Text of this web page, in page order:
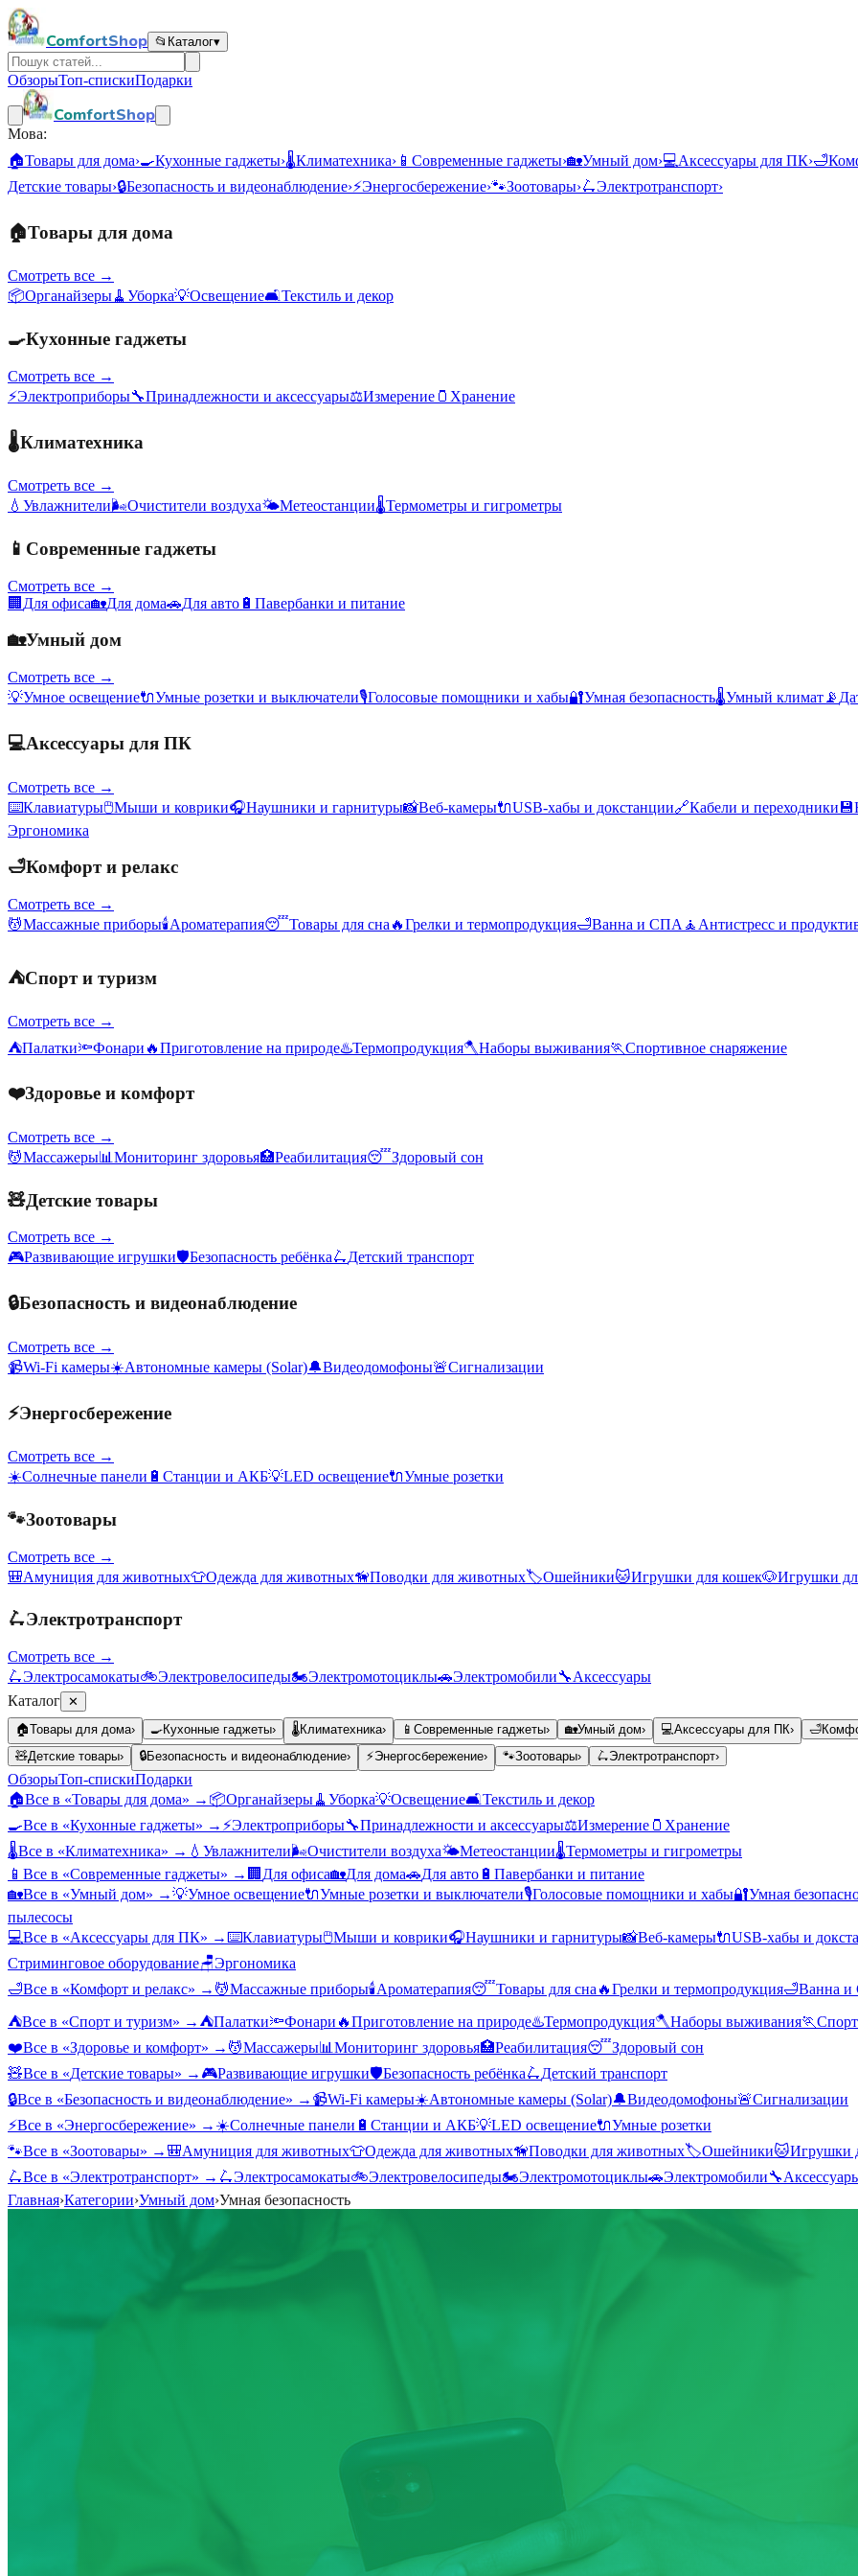
ComfortShop 📂 Каталог▾
ОбзорыТоп-спискиПодарки
ComfortShop
Мова:
🏠Товары для дома›🍳Кухонные гаджеты›🌡️Климатехника› 📱 Современные гаджеты›🏡Умный дом›💻Аксессуары для ПК›🛁
Детские товары›🔒Безопасность и видеонаблюдение›⚡Энергосбережение›🐾Зоотовары›🛴Электротранспорт›
🏠Товары для дома
Смотреть все →
📦Органайзеры🧹 Уборка💡Освещение🛋️Текстиль и декор
🍳Кухонные гаджеты
Смотреть все →
⚡Электроприборы🔧Принадлежности и аксессуары⚖️Измерение 🫙 Хранение
🌡️Климатехника
Смотреть все →
💧 Увлажнители🌬️Очистители воздуха🌤️Метеостанции🌡️Термометры и гигрометры
📱 Современные гаджеты
Смотреть все →
🏢 Для офиса🏡Для дома🚗Для авто 🔋 Павербанки и питание
🏡Умный дом
Смотреть все →
💡Умное освещение🔌Умные розетки и выключатели🎙️Голосовые помощники и хабы🔐Умная безопасность🌡️Умный климат 📡
💻Аксессуары для ПК
Смотреть все →
⌨️Клавиатуры🖱️Мыши и коврики🎧Наушники и гарнитуры📸Веб-камеры🔌USB-хабы и докстанции🔗Кабели и переходники 💾
Эргономика
🛁Комфорт и релакс
Смотреть все →
💆Массажные приборы🕯️Ароматерапия😴Товары для сна 🔥Грелки и термопродукция🛁Ванна и СПА 🧘 Антистресс и
⛺Спорт и туризм
Смотреть все →
⛺Палатки🔦Фонари 🔥Приготовление на природе♨️Термопродукция🪓Наборы выживания🏃Спортивное снаряжение
❤️Здоровье и комфорт
Смотреть все →
💆Массажеры📊 Мониторинг здоровья🏥Реабилитация😴Здоровый сон
🧸Детские товары
Смотреть все →
🎮Развивающие игрушки🛡️Безопасность ребёнка🛴Детский транспорт
🔒Безопасность и видеонаблюдение
Смотреть все →
📹Wi-Fi камеры☀️Автономные камеры (Solar)🔔Видеодомофоны🚨Сигнализации
⚡Энергосбережение
Смотреть все →
☀️Солнечные панели 🔋 Станции и АКБ💡LED освещение🔌Умные розетки
🐾Зоотовары
Смотреть все →
🎒Амуниция для животных👕Одежда для животных🦮Поводки для животных🏷️Ошейники🐱Игрушки для кошек🐶Игрушки
🛴Электротранспорт
Смотреть все →
🛴Электросамокаты🚲Электровелосипеды🏍️Электромотоциклы🚗Электромобили🔧Аксессуары
Каталог ✕
🏠Товары для дома› 🍳Кухонные гаджеты› 🌡️Климатехника› 📱 Современные гаджеты› 🏡Умный дом› 💻Аксессуары для ПК› 🛁
🧸Детские товары› 🔒Безопасность и видеонаблюдение› ⚡Энергосбережение› 🐾Зоотовары› 🛴Электротранспорт›
ОбзорыТоп-спискиПодарки
🏠Все в «Товары для дома» → 📦Органайзеры🧹 Уборка💡Освещение🛋️Текстиль и декор
🍳Все в «Кухонные гаджеты» → ⚡Электроприборы🔧Принадлежности и аксессуары⚖️Измерение 🫙 Хранение
🌡️Все в «Климатехника» → 💧 Увлажнители🌬️Очистители воздуха🌤️Метеостанции🌡️Термометры и гигрометры
📱 Все в «Современные гаджеты» → 🏢 Для офиса🏡Для дома🚗Для авто 🔋 Павербанки и питание
🏡Все в «Умный дом» →💡Умное освещение🔌Умные розетки и выключатели🎙️Голосовые помощники и хабы🔐Умная
пылесосы
💻Все в «Аксессуары для ПК» →⌨️Клавиатуры🖱️Мыши и коврики🎧Наушники и гарнитуры📸Веб-камеры🔌USB-хабы и
Стриминговое оборудование🪑Эргономика
🛁Все в «Комфорт и релакс» → 💆Массажные приборы🕯️Ароматерапия😴Товары для сна 🔥Грелки и термопродукция🛁Ванна
⛺Все в «Спорт и туризм» → ⛺Палатки🔦Фонари 🔥Приготовление на природе♨️Термопродукция🪓Наборы выживания🏃
❤️Все в «Здоровье и комфорт» → 💆Массажеры📊 Мониторинг здоровья🏥Реабилитация😴Здоровый сон
🧸Все в «Детские товары» → 🎮Развивающие игрушки🛡️Безопасность ребёнка🛴Детский транспорт
🔒Все в «Безопасность и видеонаблюдение» → 📹Wi-Fi камеры☀️Автономные камеры (Solar)🔔Видеодомофоны🚨Сигнализации
⚡Все в «Энергосбережение» → ☀️Солнечные панели 🔋 Станции и АКБ💡LED освещение🔌Умные розетки
🐾Все в «Зоотовары» → 🎒Амуниция для животных👕Одежда для животных🦮Поводки для животных🏷️Ошейники🐱Игрушки
🛴Все в «Электротранспорт» → 🛴Электросамокаты🚲Электровелосипеды🏍️Электромотоциклы🚗Электромобили🔧
Главная›Категории›Умный дом›Умная безопасность